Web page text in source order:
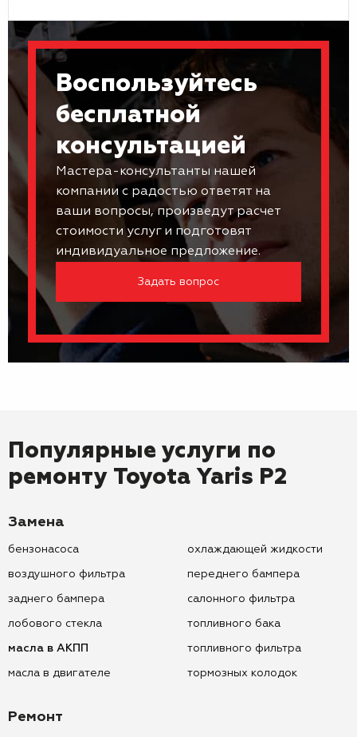
Воспользуйтесь
бесплатной
консультацией
Мастера-консультанты нашей
компании с радостью ответят на
ваши вопросы, произведут расчет
стоимости услуг и подготовят
индивидуальное предложение.
Задать вопрос
Популярные услуги по
ремонту Toyota Yaris P2
Замена
бензонасоса
воздушного фильтра
заднего бампера
лобового стекла
масла в АКПП
масла в двигателе
охлаждающей жидкости
переднего бампера
салонного фильтра
топливного бака
топливного фильтра
тормозных колодок
Ремонт